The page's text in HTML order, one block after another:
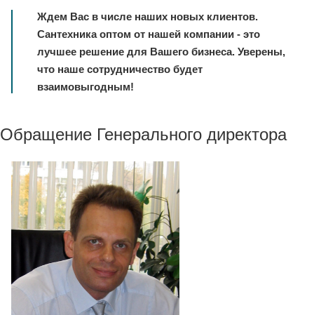
Ждем Вас в числе наших новых клиентов.
Сантехника оптом от нашей компании - это
лучшее решение для Вашего бизнеса. Уверены,
что наше сотрудничество будет
взаимовыгодным!
Обращение Генерального директора